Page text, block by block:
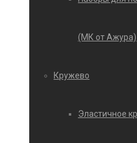
(МК от Ажура)
Кружево
Эластичное